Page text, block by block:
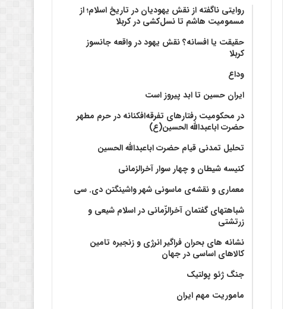
روایتی ناگفته از نقش یهودیان در تاریخ اسلام؛ از
مسمومیت هاشم تا نسل‌کشی در کربلا
حقیقت یا افسانه؟‌ نقش یهود در واقعه جانسوز
کربلا
وداع
ایران حسین تا ابد پیروز است
در محکومیت رفتارهای تفرقه‌افکنانه در حرم مطهر
حضرت اباعبدالله الحسین(ع)
تحلیل تمدنی قیام حضرت اباعبدالله الحسین
کنیسه شیطان و چهار سوار آخرالزمانی
معماری و نقشه‌ی ماسونی شهر واشينگتن دی. سی
شباهتهای گفتمان آخر‌الزّمانی در اسلام شیعی و
زرتشتی
نشانه های بحران فراگیر انرژی و زنجیره تامین
کالاهای اساسی در جهان
جنگ ژئو پولتیک
ماموریت مهم ایران